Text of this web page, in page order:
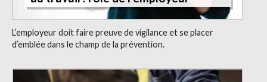
L’employeur doit faire preuve de vigilance et se placer
d’emblée dans le champ de la prévention.